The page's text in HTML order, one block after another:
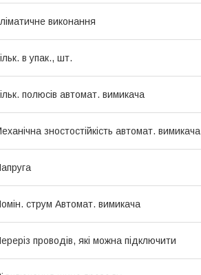
виконання
в упак., шт.
полюсів автомат. вимикача
зностостійкість автомат. вимикача
струм Aвтомат. вимикача
проводів, які можна підключити